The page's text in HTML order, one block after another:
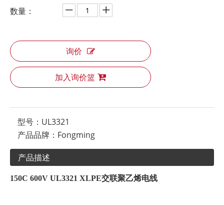
数量：
询价
加入询价篮
型号： UL3321
产品品牌： Fongming
产品描述
150C 600V UL3321 XLPE交联聚乙烯电线